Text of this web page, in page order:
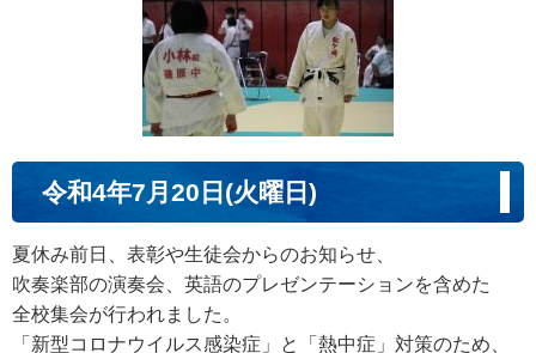
令和4年7月20日(火曜日)
夏休み前日、表彰や生徒会からのお知らせ、
吹奏楽部の演奏会、英語のプレゼンテーションを含めた
全校集会が行われました。
「新型コロナウイルス感染症」と「熱中症」対策のため、